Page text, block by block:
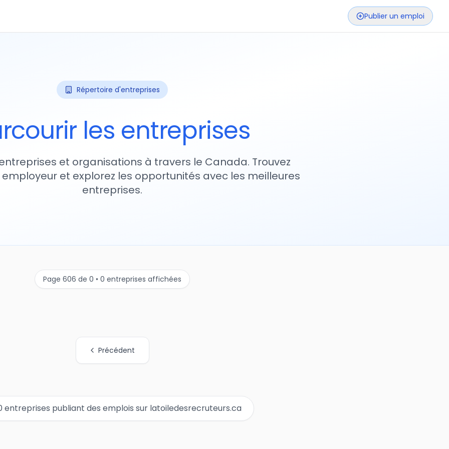
Publier un emploi
Répertoire d'entreprises
les entreprises
et organisations à travers le Canada. Trouvez
et explorez les opportunités avec les meilleures
entreprises.
Page 606 de 0 • 0 entreprises affichées
Précédent
entreprises publiant des emplois sur latoiledesrecruteurs.ca